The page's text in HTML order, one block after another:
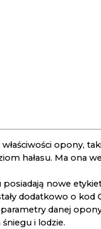
opony,
hałasu. Ma ona
nowe
dodatkowo o kod
danej
i lodzie.